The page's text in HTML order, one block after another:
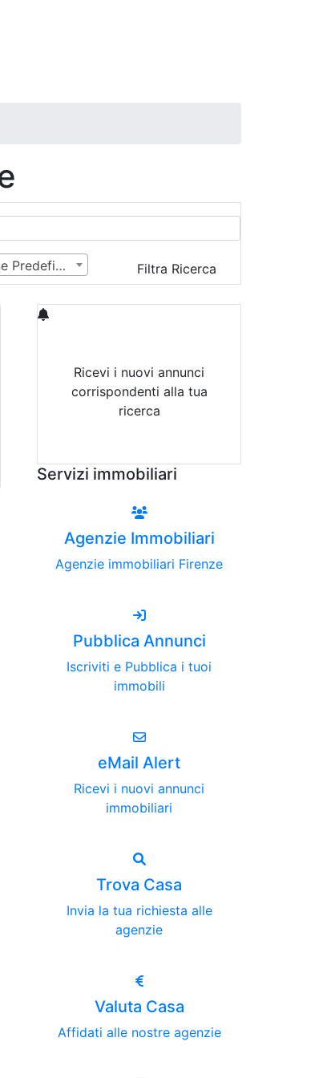
Ordine Predefinito Filtra Ricerca
Ricevi i nuovi annunci
corrispondenti alla tua
ricerca
Servizi immobiliari
Agenzie Immobiliari
Agenzie immobiliari Firenze
Pubblica Annunci
Iscriviti e Pubblica i tuoi
immobili
eMail Alert
Ricevi i nuovi annunci
immobiliari
Trova Casa
Invia la tua richiesta alle
agenzie
Valuta Casa
Affidati alle nostre agenzie